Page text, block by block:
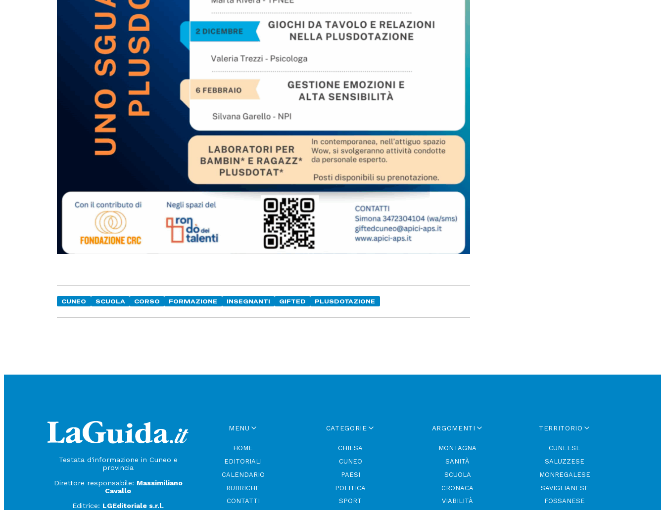
CUNEO SCUOLA CORSO FORMAZIONE INSEGNANTI GIFTED PLUSDOTAZIONE
Testata d'informazione in Cuneo e
provincia
Direttore responsabile: Massimiliano
Cavallo
Editrice: LGEditoriale s.r.l.
MENU
HOME
EDITORIALI
CALENDARIO
RUBRICHE
CONTATTI
CATEGORIE
CHIESA
CUNEO
PAESI
POLITICA
SPORT
ARGOMENTI
MONTAGNA
SANITÀ
SCUOLA
CRONACA
VIABILITÀ
TERRITORIO
CUNEESE
SALUZZESE
MONREGALESE
SAVIGLIANESE
FOSSANESE